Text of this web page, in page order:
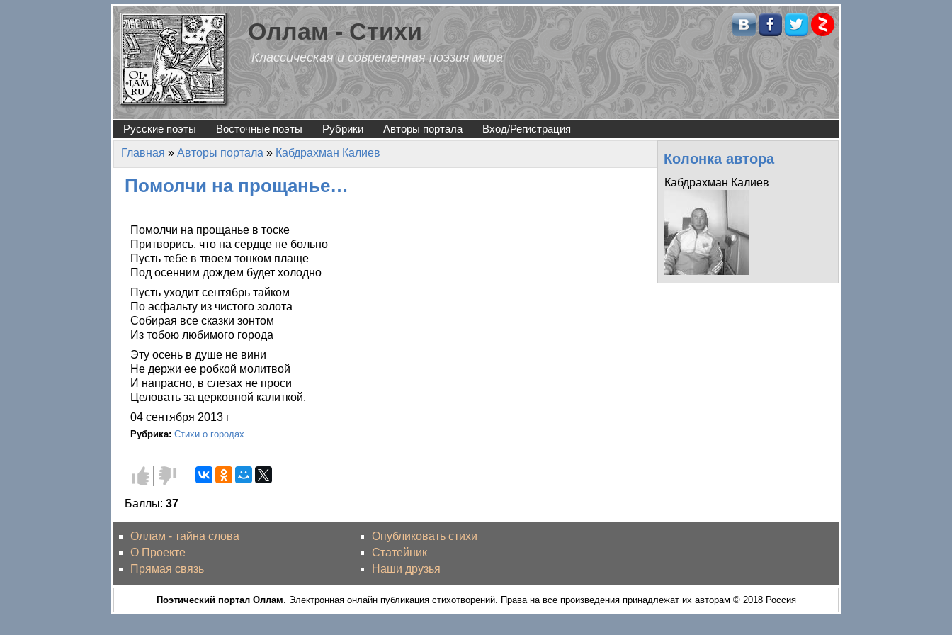
Перейти к основному содержанию
Оллам - Стихи
Классическая и современная поэзия мира
Русские поэты Восточные поэты Рубрики Авторы портала Вход/Регистрация
Вы здесь
Главная » Авторы портала » Кабдрахман Калиев
Помолчи на прощанье…
Помолчи на прощанье в тоске
Притворись, что на сердце не больно
Пусть тебе в твоем тонком плаще
Под осенним дождем будет холодно
Пусть уходит сентябрь тайком
По асфальту из чистого золота
Собирая все сказки зонтом
Из тобою любимого города
Эту осень в душе не вини
Не держи ее робкой молитвой
И напрасно, в слезах не проси
Целовать за церковной калиткой.
04 сентября 2013 г
Рубрика: Стихи о городах
Голос
за!
Голос
против!
Баллы: 37
Колонка автора
Кабдрахман Калиев
Оллам - тайна слова
О Проекте
Прямая связь
Опубликовать стихи
Статейник
Наши друзья
Поэтический портал Оллам . Электронная онлайн публикация стихотворений. Права на все произведения принадлежат их авторам © 2018 Россия